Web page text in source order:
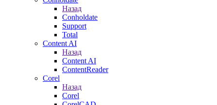
Назад
Conholdate
Support
Total
Content AI
Назад
Content AI
ContentReader
Corel
Назад
Corel